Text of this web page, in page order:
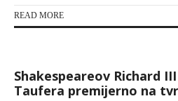
READ MORE
Shakespeareov Richard
Taufera premijerno na